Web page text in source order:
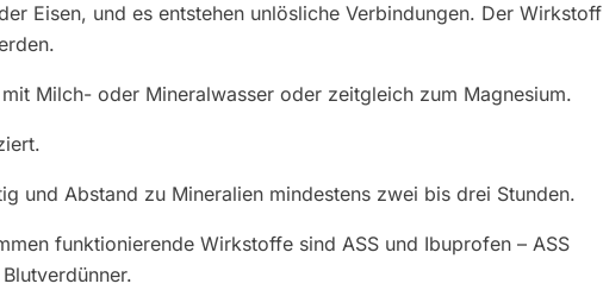
Eisen, und es entstehen unlösliche Verbindungen. Der Wirkstoff
Milch- oder Mineralwasser oder zeitgleich zum Magnesium.
und Abstand zu Mineralien mindestens zwei bis drei Stunden.
funktionierende Wirkstoffe sind ASS und Ibuprofen – ASS